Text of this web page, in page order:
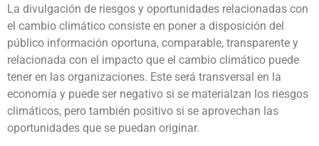
La divulgación de riesgos y oportunidades relacionadas con
el cambio climático consiste en poner a disposición del
público información oportuna, comparable, transparente y
relacionada con el impacto que el cambio climático puede
tener en las organizaciones. Este será transversal en la
economía y puede ser negativo si se materialzan los riesgos
climáticos, pero también positivo si se aprovechan las
oportunidades que se puedan originar.